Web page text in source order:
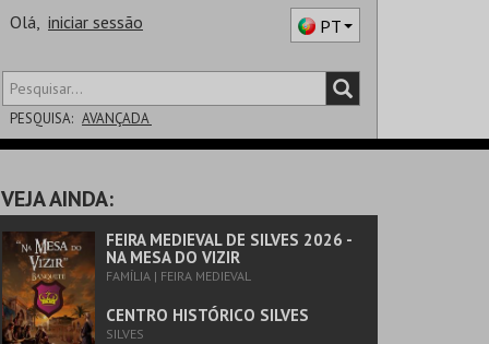
Olá, iniciar sessão PT
PESQUISA: AVANÇADA
SALA
VEJA AINDA:
FEIRA MEDIEVAL DE SILVES 2026 -
NA MESA DO VIZIR
FAMÍLIA | FEIRA MEDIEVAL
CENTRO HISTÓRICO SILVES
SILVES